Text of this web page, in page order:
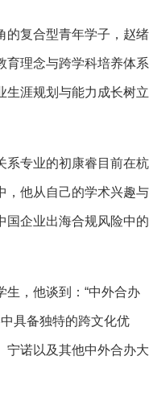
的复合型青年学子，赵绪
育理念与跨学科培养体系
生涯规划与能力成长树立
系专业的初康睿目前在杭
，他从自己的学术兴趣与
国企业出海合规风险中的
生，他谈到：“中外合办
具备独特的跨文化优
宁诺以及其他中外合办大